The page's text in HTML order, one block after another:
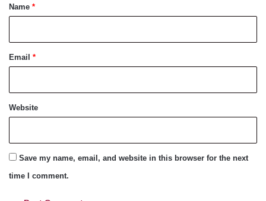
*Name *
Email *
Website
Save my name, email, and website in this browser for the next
time I comment.